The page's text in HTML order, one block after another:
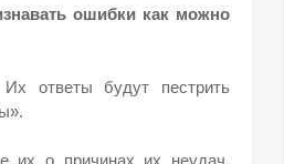
ошибки как можно
ответы будут пестрить
их о причинах их неудач.